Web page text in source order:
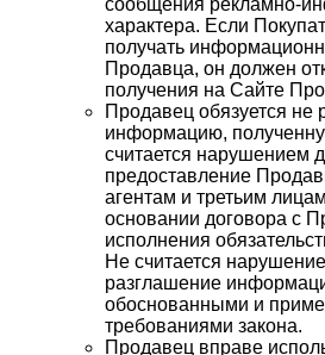
характера. Если
получать
Продавца, он должен
получения на Сайте
Продавец обязуется не
информацию,
считается нарушением
предоставление
агентам и третьим
основании договора с
исполнения
Не считается
разглашение
обоснованными и
требованиями закона.
Продавец вправе